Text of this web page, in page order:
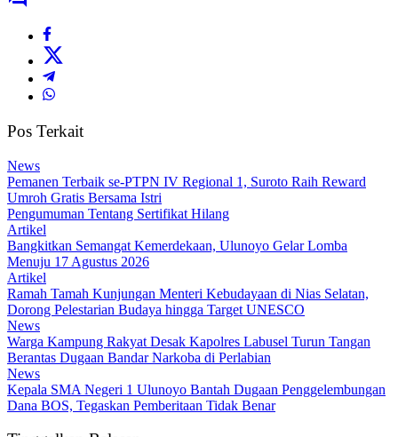
Pos Terkait
News
Pemanen Terbaik se-PTPN IV Regional 1, Suroto Raih Reward
Umroh Gratis Bersama Istri
Pengumuman Tentang Sertifikat Hilang
Artikel
Bangkitkan Semangat Kemerdekaan, Ulunoyo Gelar Lomba
Menuju 17 Agustus 2026
Artikel
Ramah Tamah Kunjungan Menteri Kebudayaan di Nias Selatan,
Dorong Pelestarian Budaya hingga Target UNESCO
News
Warga Kampung Rakyat Desak Kapolres Labusel Turun Tangan
Berantas Dugaan Bandar Narkoba di Perlabian
News
Kepala SMA Negeri 1 Ulunoyo Bantah Dugaan Penggelembungan
Dana BOS, Tegaskan Pemberitaan Tidak Benar